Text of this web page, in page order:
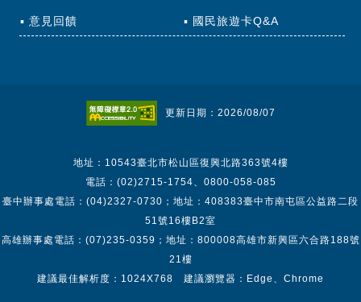
意見回饋 國民旅遊卡Q&A
更新日期：2026/08/07
地址：10543臺北市松山區復興北路363號4樓
電話：(02)2715-1754、0800-058-085
臺中辦事處電話：(04)2327-0730；地址：408383臺中市南屯區公益路二段
51號16樓B2室
高雄辦事處電話：(07)235-0359；地址：800008高雄市新興區六合路188號
21樓
建議最佳解析度：1024X768 建議瀏覽器：Edge、Chrome